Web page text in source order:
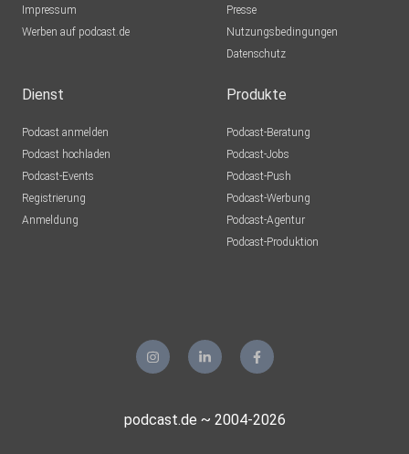
Impressum
Werben auf podcast.de
Presse
Nutzungsbedingungen
Datenschutz
Dienst
Podcast anmelden
Podcast hochladen
Podcast-Events
Registrierung
Anmeldung
Produkte
Podcast-Beratung
Podcast-Jobs
Podcast-Push
Podcast-Werbung
Podcast-Agentur
Podcast-Produktion
podcast.de ~ 2004-2026